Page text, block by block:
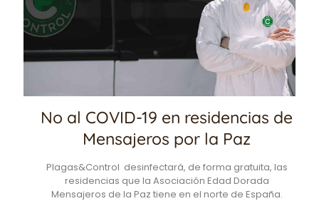
No al COVID-19 en residencias de
Mensajeros por la Paz
Plagas&Control desinfectará, de forma gratuita, las
residencias que la Asociación Edad Dorada
Mensajeros de la Paz tiene en el norte de España.